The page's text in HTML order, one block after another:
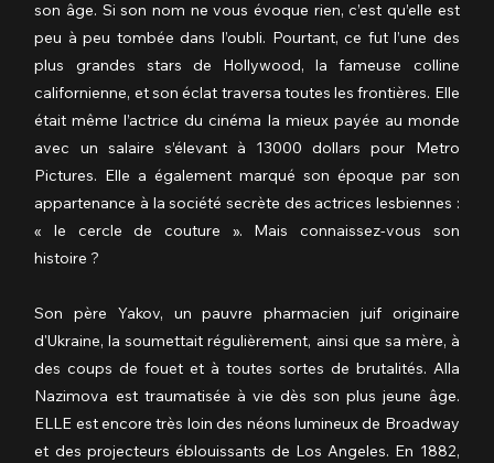
son âge. Si son nom ne vous évoque rien, c’est qu’elle est
peu à peu tombée dans l’oubli. Pourtant, ce fut l’une des
plus grandes stars de Hollywood, la fameuse colline
californienne, et son éclat traversa toutes les frontières. Elle
était même l’actrice du cinéma la mieux payée au monde
avec un salaire s’élevant à 13000 dollars pour Metro
Pictures. Elle a également marqué son époque par son
appartenance à la société secrète des actrices lesbiennes :
« le cercle de couture ». Mais connaissez-vous son
histoire ?
Son père Yakov, un pauvre pharmacien juif originaire
d'Ukraine, la soumettait régulièrement, ainsi que sa mère, à
des coups de fouet et à toutes sortes de brutalités. Alla
Nazimova est traumatisée à vie dès son plus jeune âge.
ELLE est encore très loin des néons lumineux de Broadway
et des projecteurs éblouissants de Los Angeles. En 1882,